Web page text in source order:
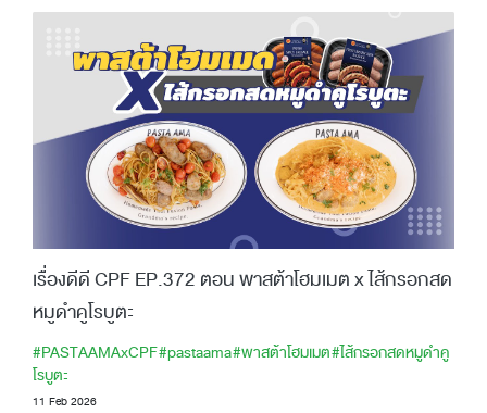
เรื่องดีดี CPF EP.372 ตอน พาสต้าโฮมเมต x ไส้กรอกสด
หมูดำคูโรบูตะ
#PASTAAMAxCPF#pastaama#พาสต้าโฮมเมต#ไส้กรอกสดหมูดำคู
โรบูตะ
11 Feb 2026